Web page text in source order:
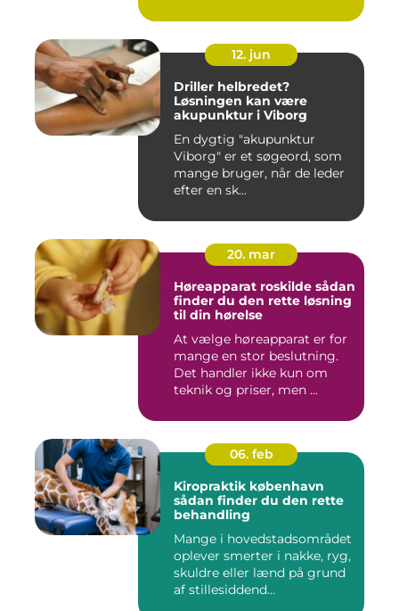
12. jun
Driller helbredet?
Løsningen kan være
akupunktur i Viborg
En dygtig "akupunktur
Viborg" er et søgeord, som
mange bruger, når de leder
efter en sk...
20. mar
Høreapparat roskilde sådan
finder du den rette løsning
til din hørelse
At vælge høreapparat er for
mange en stor beslutning.
Det handler ikke kun om
teknik og priser, men ...
06. feb
Kiropraktik københavn
sådan finder du den rette
behandling
Mange i hovedstadsområdet
oplever smerter i nakke, ryg,
skuldre eller lænd på grund
af stillesiddend...